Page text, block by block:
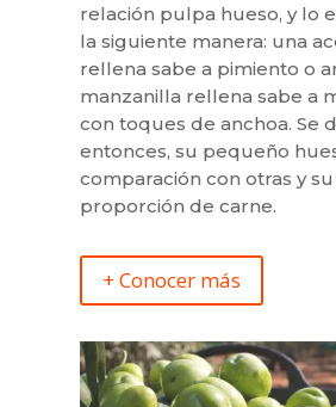
relación pulpa hueso, y lo
la siguiente manera: una
rellena sabe a pimiento o
manzanilla rellena sabe a
con toques de anchoa. Se
entonces, su pequeño
comparación con otras y
proporción de carne.
+ Conocer más